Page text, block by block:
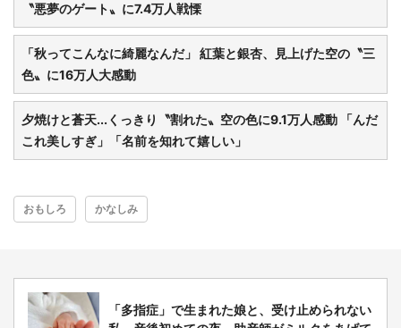
〝悪夢のゲート〟に7.4万人戦慄
「秋ってこんなに綺麗なんだ」 紅葉と銀杏、見上げた空の〝三
色〟に16万人大感動
夕焼けと蒼天...くっきり〝割れた〟空の色に9.1万人感動 「んだ
これ美しすぎ」「名前を知れて嬉しい」
おもしろ かなしみ
「多指症」で生まれた娘と、受け止められない